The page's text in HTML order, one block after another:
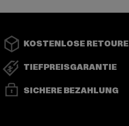
KOSTENLOSE RETOURE
TIEFPREISGARANTIE
SICHERE BEZAHLUNG